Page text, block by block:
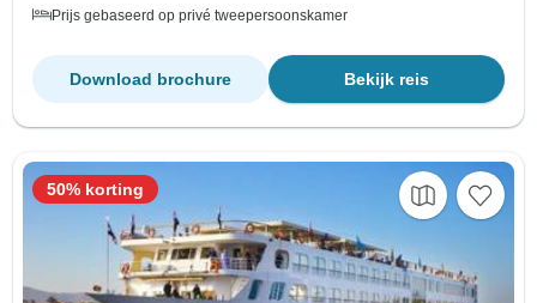
Prijs gebaseerd op privé tweepersoonskamer
Bekijk reis
Download brochure
50% korting